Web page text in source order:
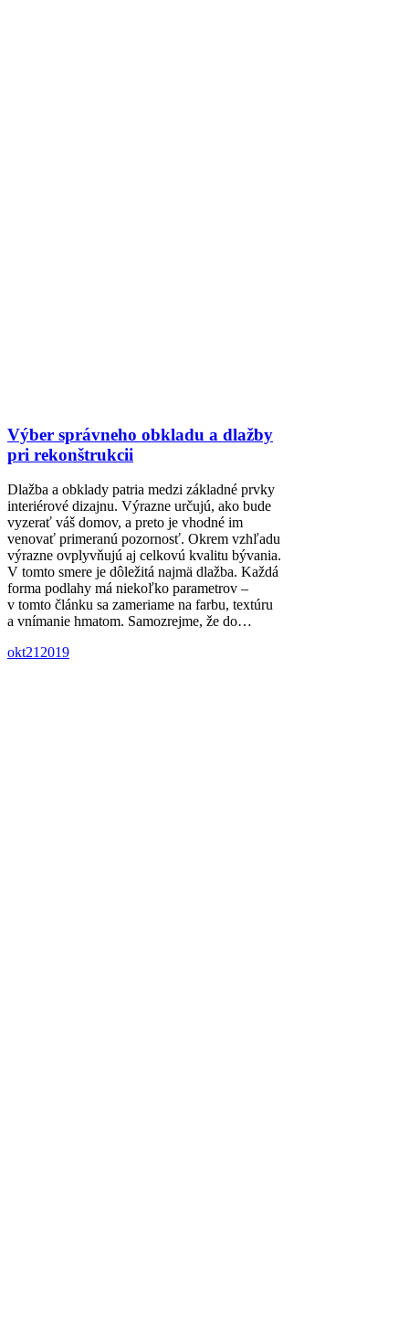
Výber správneho obkladu a dlažby
pri rekonštrukcii
Dlažba a obklady patria medzi základné prvky
interiérové dizajnu. Výrazne určujú, ako bude
vyzerať váš domov, a preto je vhodné im
venovať primeranú pozornosť. Okrem vzhľadu
výrazne ovplyvňujú aj celkovú kvalitu bývania.
V tomto smere je dôležitá najmä dlažba. Každá
forma podlahy má niekoľko parametrov –
v tomto článku sa zameriame na farbu, textúru
a vnímanie hmatom. Samozrejme, že do…
okt21 2019